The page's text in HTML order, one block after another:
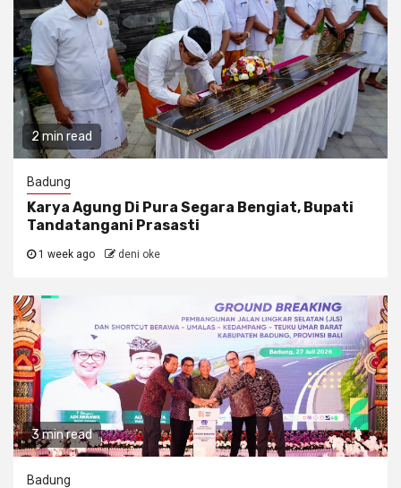
2 min read
Badung
Karya Agung Di Pura Segara Bengiat, Bupati
Tandatangani Prasasti
1 week ago deni oke
3 min read
Badung